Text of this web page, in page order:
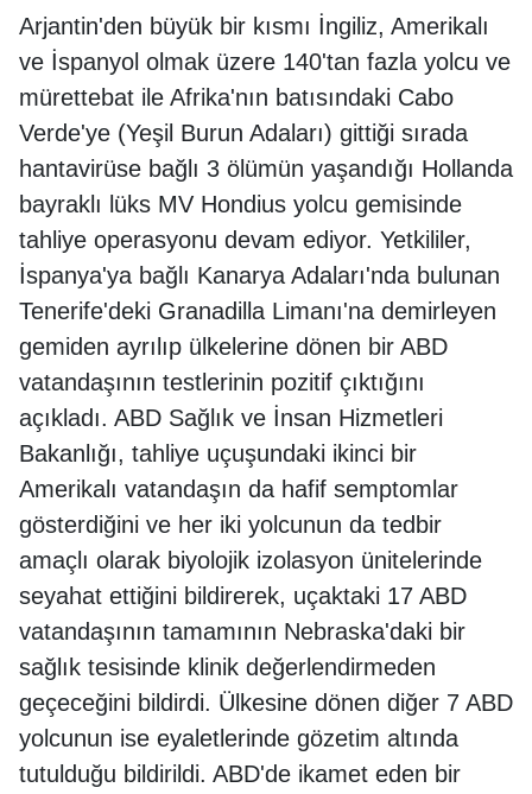
Arjantin'den büyük bir kısmı İngiliz, Amerikalı
ve İspanyol olmak üzere 140'tan fazla yolcu ve
mürettebat ile Afrika'nın batısındaki Cabo
Verde'ye (Yeşil Burun Adaları) gittiği sırada
hantavirüse bağlı 3 ölümün yaşandığı Hollanda
bayraklı lüks MV Hondius yolcu gemisinde
tahliye operasyonu devam ediyor. Yetkililer,
İspanya'ya bağlı Kanarya Adaları'nda bulunan
Tenerife'deki Granadilla Limanı'na demirleyen
gemiden ayrılıp ülkelerine dönen bir ABD
vatandaşının testlerinin pozitif çıktığını
açıkladı. ABD Sağlık ve İnsan Hizmetleri
Bakanlığı, tahliye uçuşundaki ikinci bir
Amerikalı vatandaşın da hafif semptomlar
gösterdiğini ve her iki yolcunun da tedbir
amaçlı olarak biyolojik izolasyon ünitelerinde
seyahat ettiğini bildirerek, uçaktaki 17 ABD
vatandaşının tamamının Nebraska'daki bir
sağlık tesisinde klinik değerlendirmeden
geçeceğini bildirdi. Ülkesine dönen diğer 7 ABD
yolcunun ise eyaletlerinde gözetim altında
tutulduğu bildirildi. ABD'de ikamet eden bir